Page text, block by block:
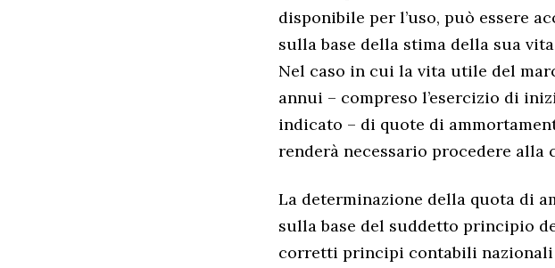
disponibile per l’uso, può essere
sulla base della stima della sua
Nel caso in cui la vita utile del
annui – compreso l’esercizio di
indicato – di quote di
renderà necessario procedere
La determinazione della quota di
sulla base del suddetto principio
corretti principi contabili nazionali